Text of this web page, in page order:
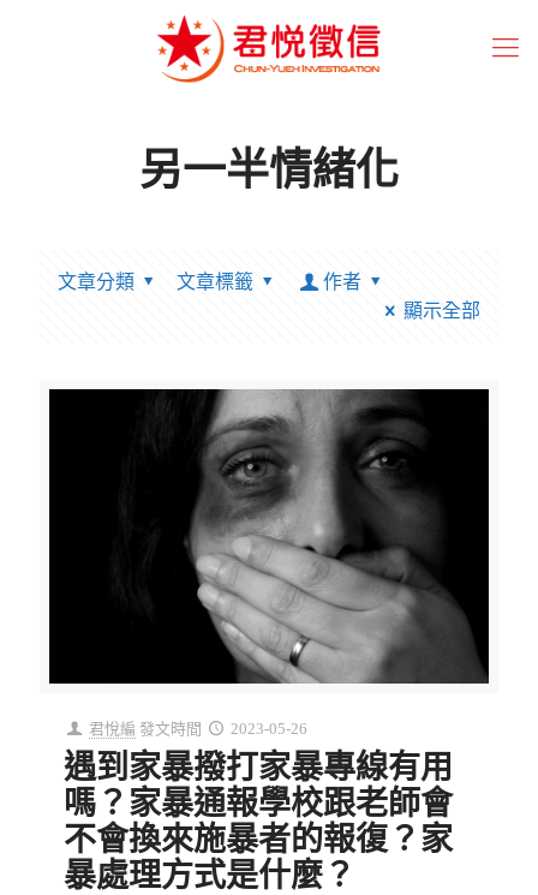
另一半情緒化
文章分類 文章標籤
作者
顯示全部
君悅編 發文時間 2023-05-26
遇到家暴撥打家暴專線有用
嗎？家暴通報學校跟老師會
不會換來施暴者的報復？家
暴處理方式是什麼？